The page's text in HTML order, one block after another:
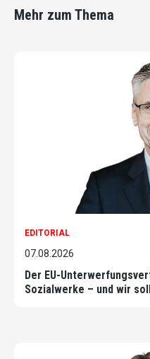
Mehr zum Thema
EDITORIAL
07.08.2026
Der EU-
Sozialwerke – und wir